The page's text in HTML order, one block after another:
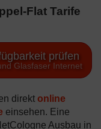
Flat Tarife
prüfen
Glasfaser Internet
direkt online
einsehen. Eine
Ausbau in